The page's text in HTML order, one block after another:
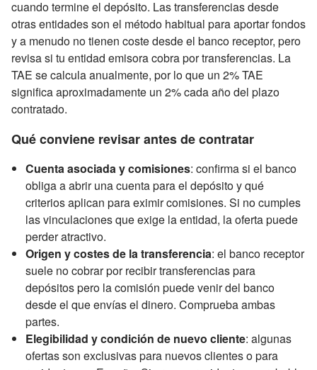
cuando termine el depósito. Las transferencias desde
otras entidades son el método habitual para aportar fondos
y a menudo no tienen coste desde el banco receptor, pero
revisa si tu entidad emisora cobra por transferencias. La
TAE se calcula anualmente, por lo que un 2% TAE
significa aproximadamente un 2% cada año del plazo
contratado.
Qué conviene revisar antes de contratar
Cuenta asociada y comisiones: confirma si el banco
obliga a abrir una cuenta para el depósito y qué
criterios aplican para eximir comisiones. Si no cumples
las vinculaciones que exige la entidad, la oferta puede
perder atractivo.
Origen y costes de la transferencia: el banco receptor
suele no cobrar por recibir transferencias para
depósitos pero la comisión puede venir del banco
desde el que envías el dinero. Comprueba ambas
partes.
Elegibilidad y condición de nuevo cliente: algunas
ofertas son exclusivas para nuevos clientes o para